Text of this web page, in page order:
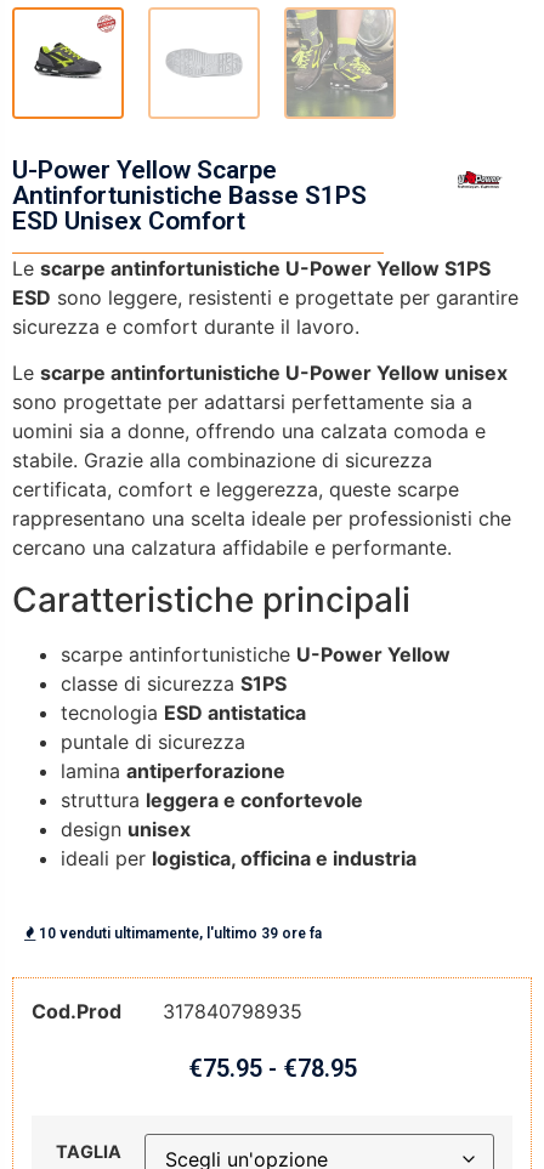
U-Power Yellow Scarpe
Antinfortunistiche Basse S1PS
ESD Unisex Comfort
Le scarpe antinfortunistiche U-Power Yellow S1PS
ESD sono leggere, resistenti e progettate per garantire
sicurezza e comfort durante il lavoro.
Le scarpe antinfortunistiche U-Power Yellow unisex
sono progettate per adattarsi perfettamente sia a
uomini sia a donne, offrendo una calzata comoda e
stabile. Grazie alla combinazione di sicurezza
certificata, comfort e leggerezza, queste scarpe
rappresentano una scelta ideale per professionisti che
cercano una calzatura affidabile e performante.
Caratteristiche principali
scarpe antinfortunistiche U-Power Yellow
classe di sicurezza S1PS
tecnologia ESD antistatica
puntale di sicurezza
lamina antiperforazione
struttura leggera e confortevole
design unisex
ideali per logistica, officina e industria
10 venduti ultimamente, l'ultimo 39 ore fa
Cod.Prod 317840798935
€75.95 - €78.95
TAGLIA